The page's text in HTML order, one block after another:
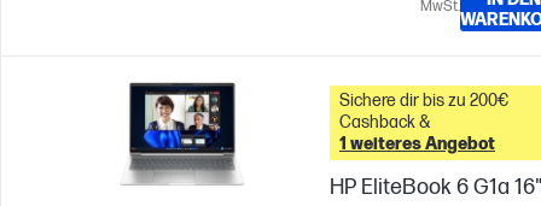
MwSt.
Sichere dir bis zu 200€
Cashback &
1 weiteres Angebot
HP EliteBook 6 G1a 16"